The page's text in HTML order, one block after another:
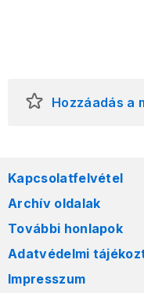
Hozzáadás a
Kapcsolatfelvétel
Archív oldalak
További honlapok
Adatvédelmi
Impresszum